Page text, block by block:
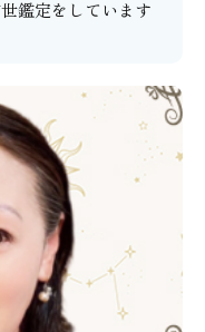
鑑定をしています